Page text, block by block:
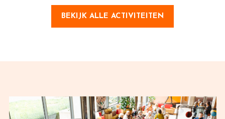
BEKIJK ALLE ACTIVITEITEN